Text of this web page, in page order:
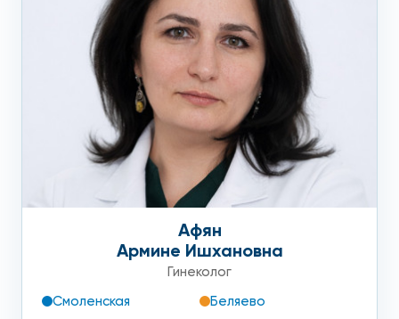
Афян
Армине Ишхановна
Гинеколог
Смоленская
Беляево